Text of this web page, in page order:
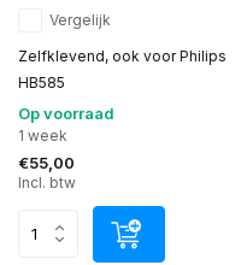
Vergelijk
Zelfklevend, ook voor Philips
HB585
Op voorraad
1 week
€55,00
Incl. btw